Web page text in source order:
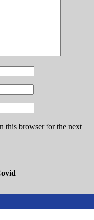
this browser for the next